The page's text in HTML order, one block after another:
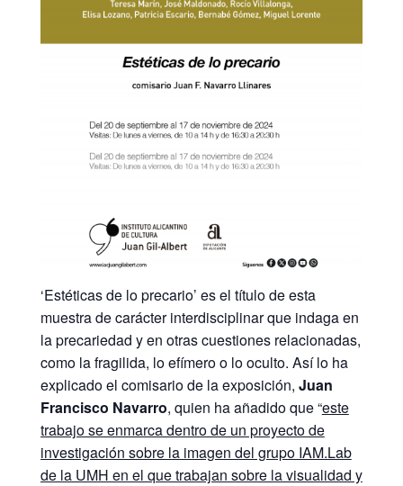
‘Estéticas de lo precario’ es el título de esta
muestra de carácter interdisciplinar que indaga en
la precariedad y en otras cuestiones relacionadas,
como la fragilida, lo efímero o lo oculto. Así lo ha
explicado el comisario de la exposición, Juan
Francisco Navarro, quien ha añadido que “este
trabajo se enmarca dentro de un proyecto de
investigación sobre la imagen del grupo IAM.Lab
de la UMH en el que trabajan sobre la visualidad y